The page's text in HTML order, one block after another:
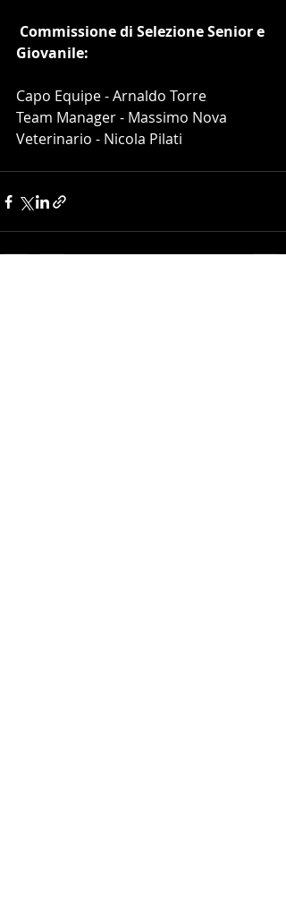
Giovanile:
Capo Equipe - Arnaldo Torre
Team Manager - Massimo Nova
Veterinario - Nicola Pilati